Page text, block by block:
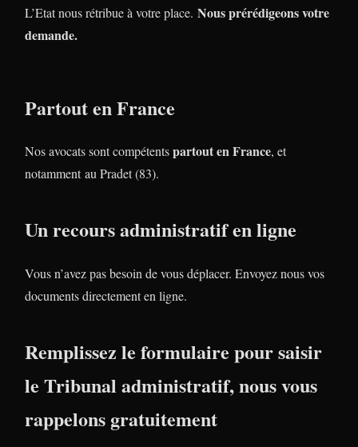
L’Etat nous rétribue à votre place. Nous prérédigeons votre
demande.
Partout en France
Nos avocats sont compétentspartout en France, et
notamment au Pradet (83).
Un recours administratif en ligne
Vous n’avez pas besoin de vous déplacer. Envoyez nous vos
documents directement en ligne.
Remplissez le formulaire pour saisir
le Tribunal administratif, nous vous
rappelons gratuitement